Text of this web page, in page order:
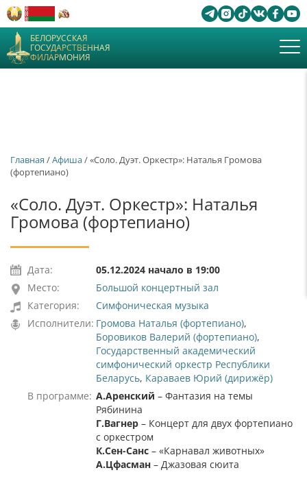
БЕЛОРУССКАЯ
ГОСУДАРСТВЕННАЯ
ФИЛАРМОНИЯ
Главная /Афиша/ «Соло. Дуэт. Оркестр»: Наталья Громова
(фортепиано)
«Соло. Дуэт. Оркестр»: Наталья
Громова (фортепиано)
Дата:
05.12.2024 начало в 19:00
Место:
Большой концертный зал
Категория:
Симфоническая музыка
Исполнители: Громова Наталья (фортепиано),
Боровиков Валерий (фортепиано),
Государственный академический
симфонический оркестр Республики
Беларусь, Караваев Юрий (дирижёр)
В программе: А.Аренский – Фантазия на темы
Рябинина
Г.Вагнер – Концерт для двух фортепиано
с оркестром
К.Сен-Санс – «Карнавал животных»
А.Цфасман – Джазовая сюита